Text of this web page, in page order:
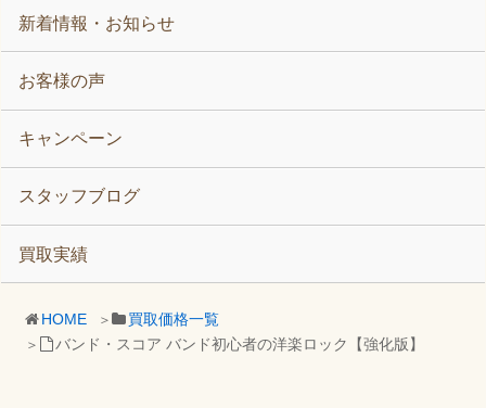
HOME
買取価格一覧
バンド・スコア バンド初心者の洋楽ロック【強化版】
新着情報・お知らせ
お客様の声
キャンペーン
スタッフブログ
買取実績